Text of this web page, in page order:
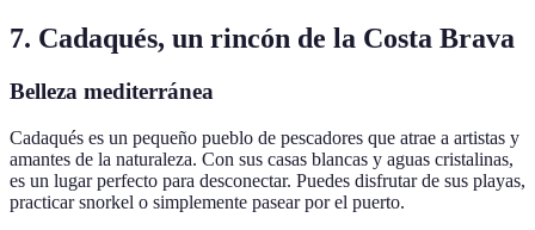
7. Cadaqués, un rincón de la Costa Brava
Belleza mediterránea
Cadaqués es un pequeño pueblo de pescadores que atrae a artistas y
amantes de la naturaleza. Con sus casas blancas y aguas cristalinas,
es un lugar perfecto para desconectar. Puedes disfrutar de sus playas,
practicar snorkel o simplemente pasear por el puerto.